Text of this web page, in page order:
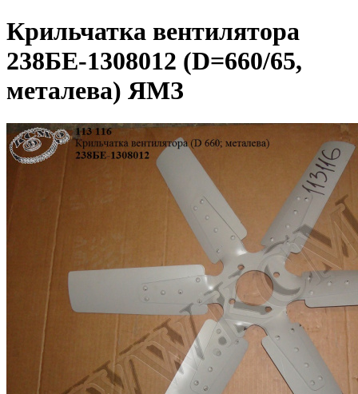
Крильчатка вентилятора
238БЕ-1308012 (D=660/65,
металева) ЯМЗ